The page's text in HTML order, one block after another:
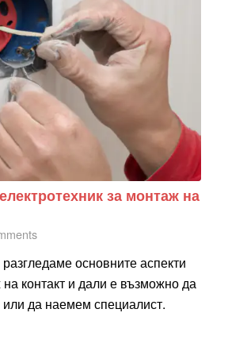
за монтаж на
основните аспекти
контакт и дали е възможно да
да наемем специалист.